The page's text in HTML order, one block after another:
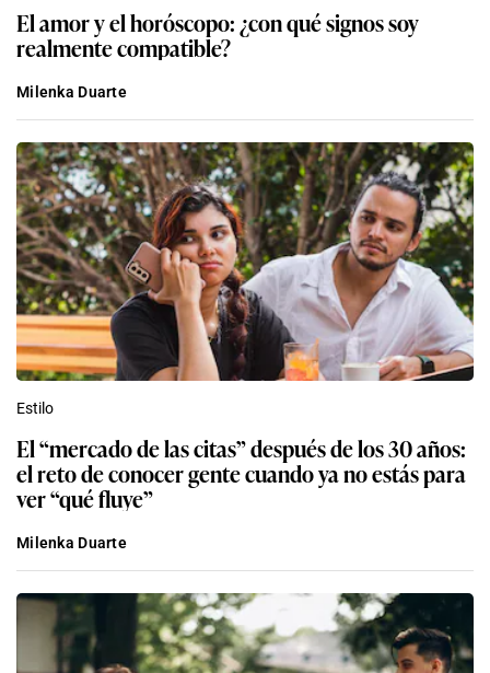
El amor y el horóscopo: ¿con qué signos soy
realmente compatible?
Milenka Duarte
Estilo
El “mercado de las citas” después de los 30 años:
el reto de conocer gente cuando ya no estás para
ver “qué fluye”
Milenka Duarte